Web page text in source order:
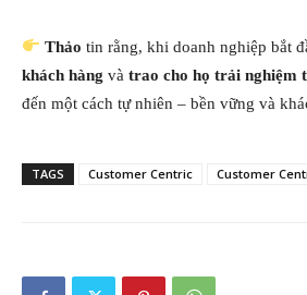
Thảo tin rằng, khi doanh nghiệp bắt
khách hàng và trao cho họ trải nghiệm
đến một cách tự nhiên – bền vững và
TAGS Customer Centric Customer